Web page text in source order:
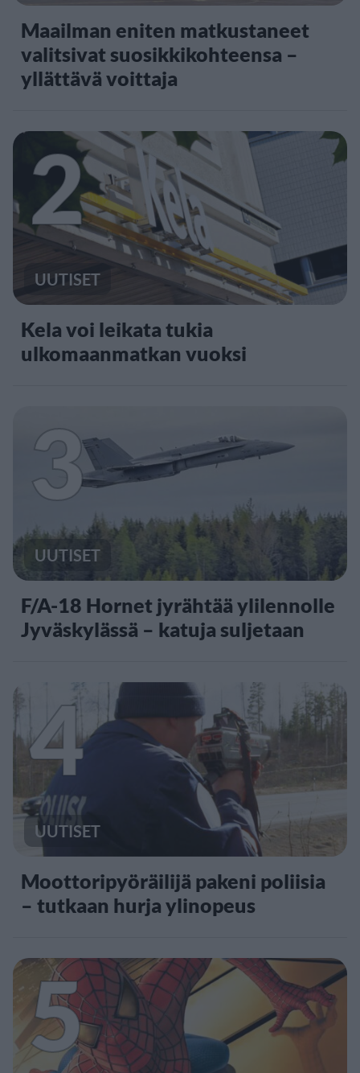
Maailman eniten matkustaneet
valitsivat suosikkikohteensa –
yllättävä voittaja
2
UUTISET
Kela voi leikata tukia
ulkomaanmatkan vuoksi
3
UUTISET
F/A-18 Hornet jyrähtää ylilennolle
Jyväskylässä – katuja suljetaan
4
UUTISET
Moottoripyöräilijä pakeni poliisia
– tutkaan hurja ylinopeus
5